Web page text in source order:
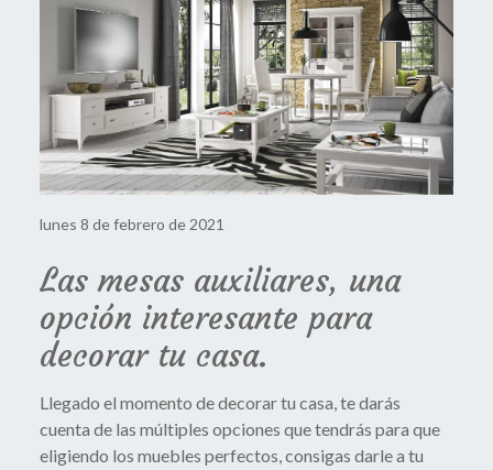
lunes 8 de febrero de 2021
Las mesas auxiliares, una
opción interesante para
decorar tu casa.
Llegado el momento de decorar tu casa, te darás
cuenta de las múltiples opciones que tendrás para que
eligiendo los muebles perfectos, consigas darle a tu